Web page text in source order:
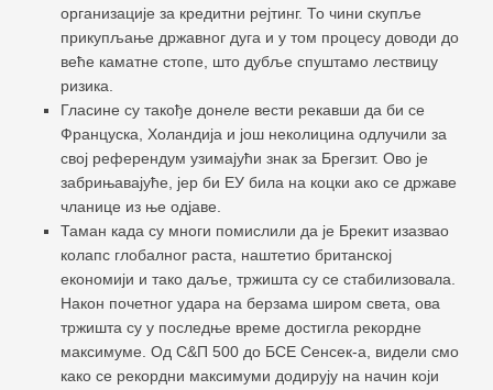
организације за кредитни рејтинг. То чини скупље
прикупљање државног дуга и у том процесу доводи до
веће каматне стопе, што дубље спуштамо лествицу
ризика.
Гласине су такође донеле вести рекавши да би се
Француска, Холандија и још неколицина одлучили за
свој референдум узимајући знак за Брегзит. Ово је
забрињавајуће, јер би ЕУ била на коцки ако се државе
чланице из ње одјаве.
Таман када су многи помислили да је Брекит изазвао
колапс глобалног раста, наштетио британској
економији и тако даље, тржишта су се стабилизовала.
Након почетног удара на берзама широм света, ова
тржишта су у последње време достигла рекордне
максимуме. Од С&П 500 до БСЕ Сенсек-а, видели смо
како се рекордни максимуми додирују на начин који